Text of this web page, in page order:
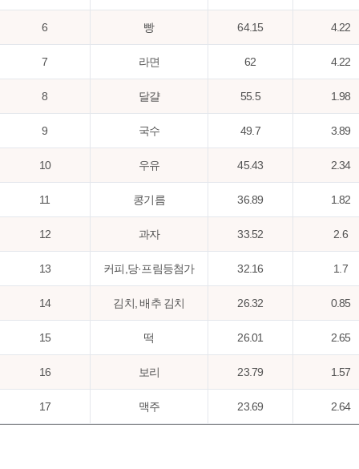
6 빵 64.15 4.22
7 라면 62 4.22
8 달걀 55.5 1.98
9 국수 49.7 3.89
10 우유 45.43 2.34
11 콩기름 36.89 1.82
12 과자 33.52 2.6
13 커피,당·프림등첨가 32.16 1.7
14 김치, 배추 김치 26.32 0.85
15 떡 26.01 2.65
16 보리 23.79 1.57
17 맥주 23.69 2.64